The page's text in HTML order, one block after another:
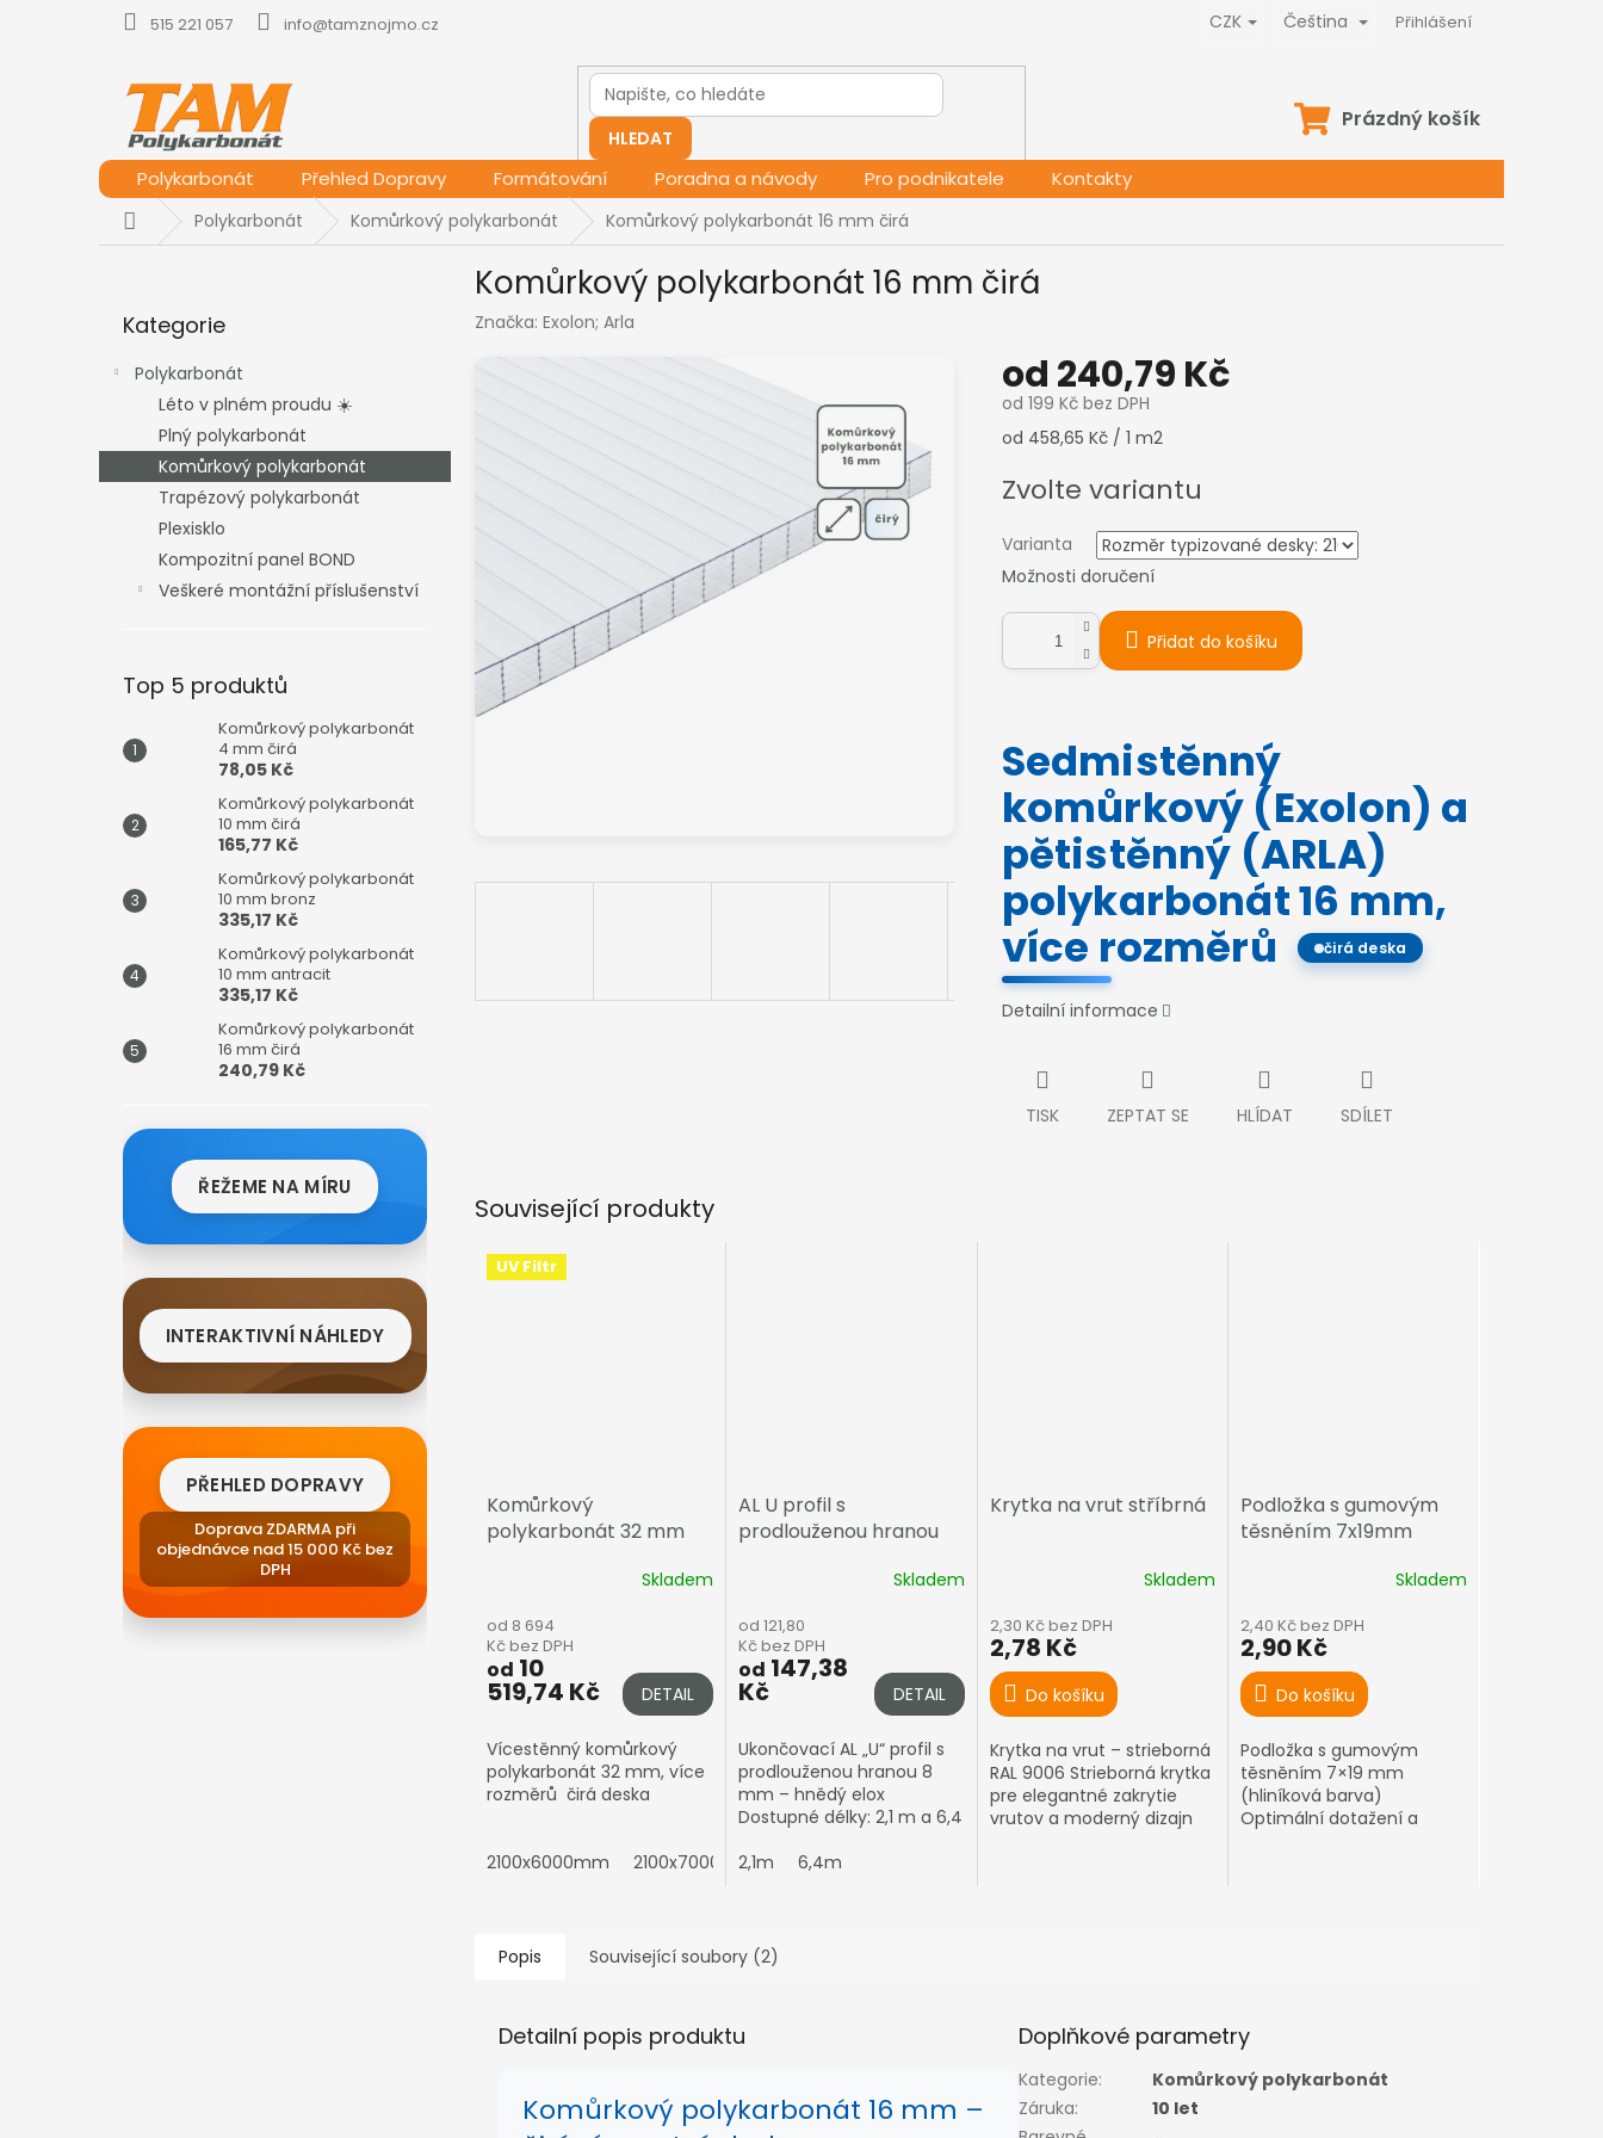
515 221 057 info@tamznojmo.cz CZK Čeština Přihlášení
HLEDAT
NÁKUPNÍ
Prázdný košík
Polykarbonát Přehled Dopravy Formátování Poradna a návody Pro podnikatele Kontakty
DomůPolykarbonát Komůrkový polykarbonát Komůrkový polykarbonát 16 mm čirá
kategorie
Kategorie
Polykarbonát
Léto v plném proudu ☀️
Plný polykarbonát
Komůrkový polykarbonát
Trapézový polykarbonát
Plexisklo
Kompozitní panel BOND
Veškeré montážní příslušenství
Top 5 produktů
Komůrkový polykarbonát
4 mm čirá
78,05 Kč
Komůrkový polykarbonát
10 mm čirá
165,77 Kč
Komůrkový polykarbonát
10 mm bronz
335,17 Kč
Komůrkový polykarbonát
10 mm antracit
335,17 Kč
Komůrkový polykarbonát
16 mm čirá
240,79 Kč
ŘEŽEME NA MÍRU
INTERAKTIVNÍ NÁHLEDY
PŘEHLED DOPRAVY
Doprava ZDARMA při
objednávce nad 15 000 Kč bez
DPH
Komůrkový polykarbonát 16 mm čirá
Značka: Exolon; Arla
od 240,79 Kč
od 199 Kčbez DPH
Měrná
od 458,65 Kč / 1 m2
Zvolte variantu
Varianta
Možnosti doručení
Přidat do košíku
Sedmistěnný
komůrkový (Exolon) a
pětistěnný (ARLA)
polykarbonát 16 mm,
více rozměrů
čirá deska
Detailní informace
TISK ZEPTAT SE HLÍDAT SDÍLET
Související produkty
UV Filtr
Komůrkový
polykarbonát 32 mm
Skladem
od 8 694
Kč bez DPH
od 10
519,74 Kč DETAIL
Vícestěnný komůrkový
polykarbonát 32 mm, více
rozměrů čirá deska
2100x6000mm 2100x7000mm
AL U profil s
prodlouženou hranou
Skladem
od 121,80
Kč bez DPH
od 147,38
Kč DETAIL
Ukončovací AL „U“ profil s
prodlouženou hranou 8
mm – hnědý elox
Dostupné délky: 2,1 m a 6,4
na míru – zbytkový prořez
2,1m 6,4m
Krytka na vrut stříbrná
Skladem
2,30 Kč bez DPH
2,78 Kč
Do košíku
Krytka na vrut – strieborná
RAL 9006 Strieborná krytka
pre elegantné zakrytie
vrutov a moderný dizajn
Podložka s gumovým
těsněním 7x19mm
Skladem
2,40 Kč bez DPH
2,90 Kč
Do košíku
Podložka s gumovým
těsněním 7×19 mm
(hliníková barva)
Optimální dotažení a
Popis Související soubory (2)
Detailní popis produktu
Komůrkový polykarbonát 16 mm –
Doplňkové parametry
Kategorie:
Komůrkový polykarbonát
Záruka:
10 let